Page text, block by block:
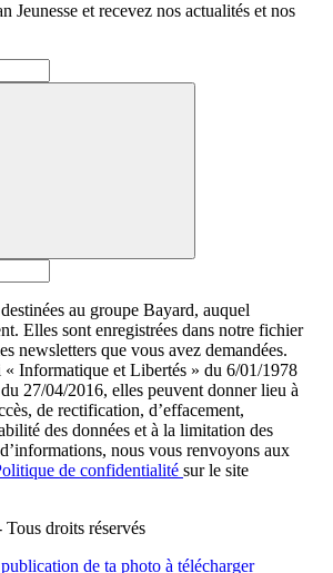
Jeunesse et recevez nos actualités et nos
au groupe Bayard, auquel
Elles sont enregistrées dans notre fichier
newsletters que vous avez demandées.
Informatique et Libertés » du 6/01/1978
27/04/2016, elles peuvent donner lieu à
de rectification, d’effacement,
des données et à la limitation des
nous vous renvoyons aux
de confidentialité sur le site
Tous droits réservés
de ta photo à télécharger